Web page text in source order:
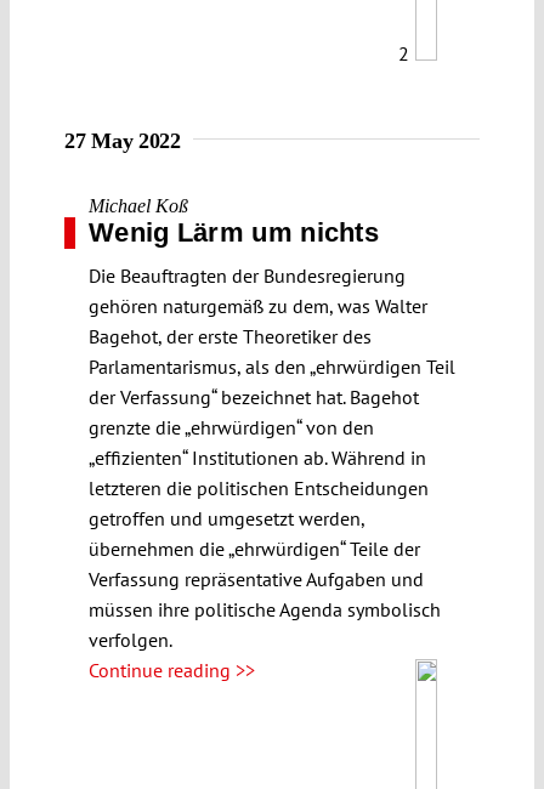
2
27 May 2022
Michael Koß
Wenig Lärm um nichts
Die Beauftragten der Bundesregierung
gehören naturgemäß zu dem, was Walter
Bagehot, der erste Theoretiker des
Parlamentarismus, als den „ehrwürdigen Teil
der Verfassung“ bezeichnet hat. Bagehot
grenzte die „ehrwürdigen“ von den
„effizienten“ Institutionen ab. Während in
letzteren die politischen Entscheidungen
getroffen und umgesetzt werden,
übernehmen die „ehrwürdigen“ Teile der
Verfassung repräsentative Aufgaben und
müssen ihre politische Agenda symbolisch
verfolgen.
Continue reading >>